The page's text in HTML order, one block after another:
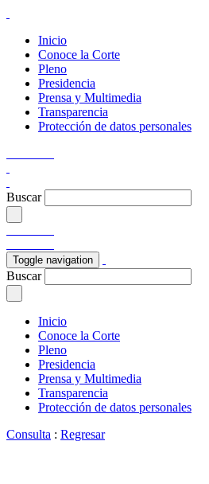
Inicio
Conoce la Corte
Pleno
Presidencia
Prensa y Multimedia
Transparencia
Protección de datos personales
Buscar
Toggle navigation
Buscar
Inicio
Conoce la Corte
Pleno
Presidencia
Prensa y Multimedia
Transparencia
Protección de datos personales
Consulta : Regresar